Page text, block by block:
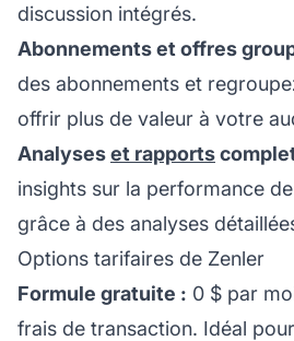
discussion intégrés.
Abonnements et offres
des abonnements et
offrir plus de valeur à votre
Analyseset rapports
insights sur la performance
grâce à des analyses
Options tarifaires de Zenler
Formule gratuite : 0 $ par
frais de transaction. Idéal